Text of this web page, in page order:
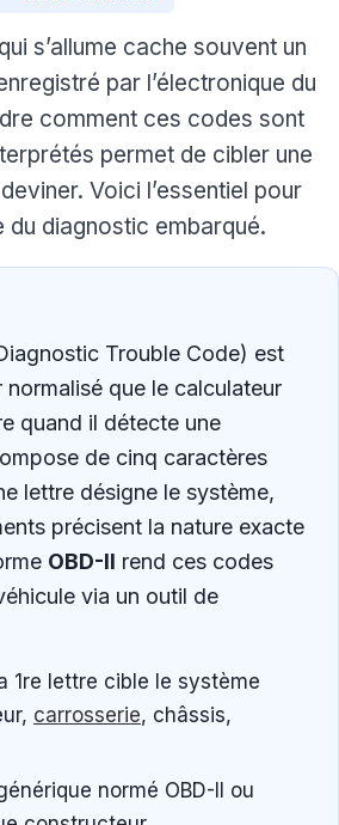
s’allume cache souvent un
par l’électronique du
comment ces codes sont
permet de cibler une
Voici l’essentiel pour
du diagnostic embarqué.
Trouble Code) est
normalisé que le calculateur
quand il détecte une
de cinq caractères
lettre désigne le système,
précisent la nature exacte
OBD-II rend ces codes
via un outil de
1re lettre cible le système
carrosserie, châssis,
normé OBD-II ou